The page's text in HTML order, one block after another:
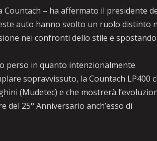
Countach – ha affermato il presidente
auto hanno svolto un ruolo distinto
nei confronti dello stile e
perso in quanto intenzionalmente
sopravvissuto, la Countach LP400
(Mudetec) e che mostrerà
del 25° Anniversario anch’esso di